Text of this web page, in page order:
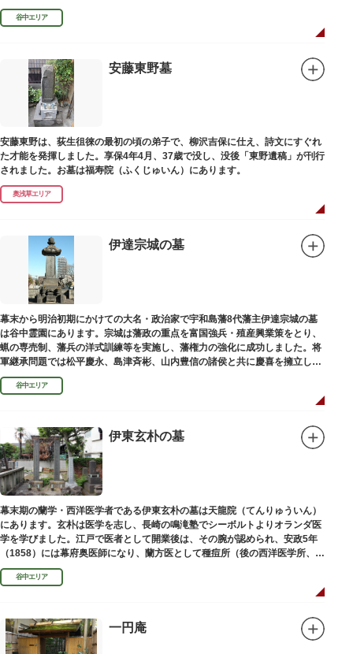
前にあった桂の古木にヒントを得た作品だといわれます。
谷中エリア
安藤東野墓
安藤東野は、荻生徂徠の最初の頃の弟子で、柳沢吉保に仕え、詩文にすぐれ
た才能を発揮しました。享保4年4月、37歳で没し、没後「東野遺稿」が刊行
されました。お墓は福寿院（ふくじゅいん）にあります。
奥浅草エリア
伊達宗城の墓
幕末から明治初期にかけての大名・政治家で宇和島藩8代藩主伊達宗城の墓
は谷中霊園にあります。宗城は藩政の重点を富国強兵・殖産興業策をとり、
蝋の専売制、藩兵の洋式訓練等を実施し、藩権力の強化に成功しました。将
軍継承問題では松平慶永、島津斉彬、山内豊信の諸侯と共に慶喜を擁立し
（幕末の四賢候といわれます）幕政改革を志す一橋派の有力メンバーとなっ
て活躍しました。
谷中エリア
伊東玄朴の墓
幕末期の蘭学・西洋医学者である伊東玄朴の墓は天龍院（てんりゅういん）
にあります。玄朴は医学を志し、長崎の鳴滝塾でシーボルトよりオランダ医
学を学びました。江戸で医者として開業後は、その腕が認められ、安政5年
（1858）には幕府奥医師になり、蘭方医として種痘所（後の西洋医学所、現
東京大学医学部）の開設などに尽力し、明治4年（1871）72歳で没しまし
た。谷中エリア
一円庵